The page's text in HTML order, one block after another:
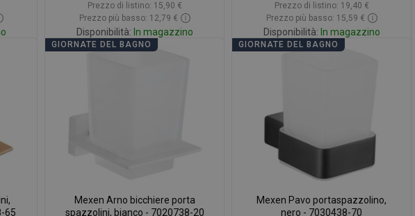
Prezzo di listino: 15,90 €
Prezzo più basso: 12,79 €
Disponibilità: In magazzino
Prezzo di listino: 19,40 €
Prezzo più basso: 15,59 €
Disponibilità: In magazzino
65
GIORNATE DEL BAGNO
Mexen Arno bicchiere porta
spazzolini, bianco - 7020738-20
GIORNATE DEL BAGNO
Mexen Pavo portaspazzolino,
nero - 7030438-70